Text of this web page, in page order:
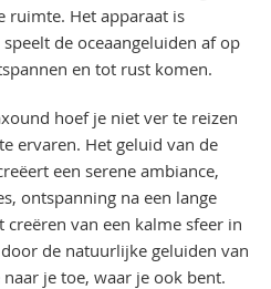
ruimte. Het apparaat is
de oceaangeluiden af op
en tot rust komen.
hoef je niet ver te reizen
ervaren. Het geluid van de
een serene ambiance,
ontspanning na een lange
van een kalme sfeer in
de natuurlijke geluiden van
je toe, waar je ook bent.